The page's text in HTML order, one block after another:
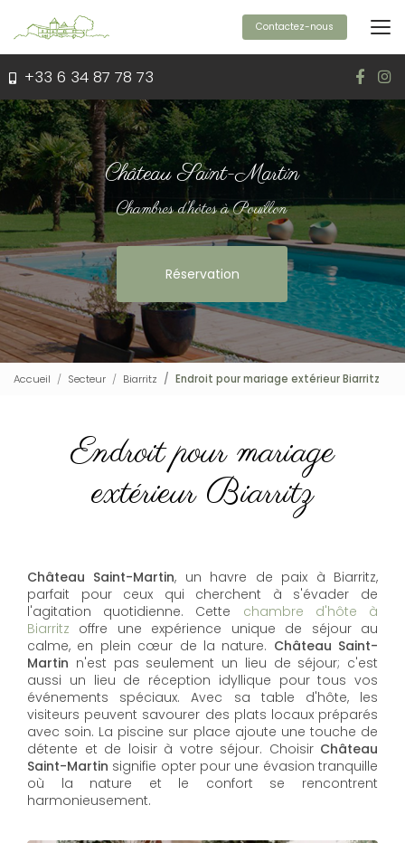
contenu
principal
+33 6 34 87 78 73
Contactez-nous
Château Saint-Martin
Chambres d'hôtes à Pouillon
Réservation
Accueil Secteur Biarritz Endroit pour mariage extérieur Biarritz
Endroit pour mariage
extérieur Biarritz
Château Saint-Martin, un havre de paix à Biarritz,
parfait pour ceux qui cherchent à s'évader de
l'agitation quotidienne. Cette chambre d'hôte à
Biarritz offre une expérience unique de séjour au
calme, en plein cœur de la nature. Château Saint-
Martin n'est pas seulement un lieu de séjour; c'est
aussi un lieu de réception idyllique pour tous vos
événements spéciaux. Avec sa table d'hôte, les
visiteurs peuvent savourer des plats locaux préparés
avec soin. La piscine sur place ajoute une touche de
détente et de loisir à votre séjour. ChoisirChâteau
Saint-Martin signifie opter pour une évasion tranquille
où la nature et le confort se rencontrent
harmonieusement.